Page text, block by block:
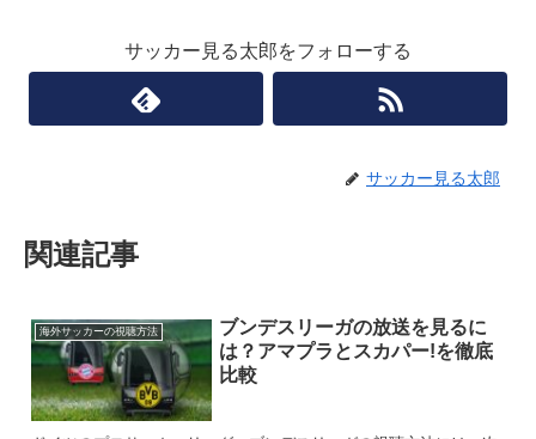
サッカー見る太郎をフォローする
サッカー見る太郎
関連記事
海外サッカーの視聴方法
ブンデスリーガの放送を見るに
は？アマプラとスカパー!を徹底
比較